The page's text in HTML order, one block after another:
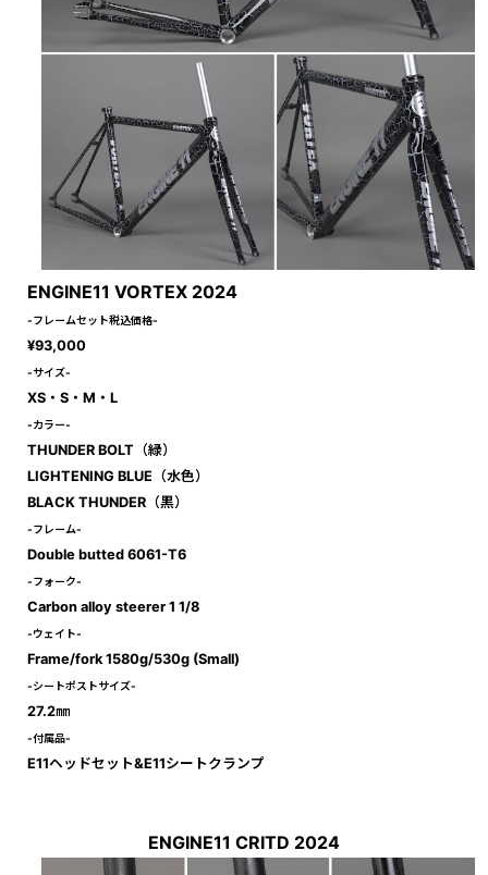
ENGINE11 VORTEX 2024
-フレームセット税込価格-
¥93,000
-サイズ-
XS・S・M・L
-カラー-
THUNDER BOLT （緑）
LIGHTENING BLUE（水色）
BLACK THUNDER（黒）
-フレーム-
Double butted 6061-T6
-フォーク-
Carbon alloy steerer 1 1/8
-ウェイト-
Frame/fork 1580g/530g (Small)
-シートポストサイズ-
27.2㎜
-付属品-
E11ヘッドセット&E11シートクランプ
ENGINE11 CRITD 2024